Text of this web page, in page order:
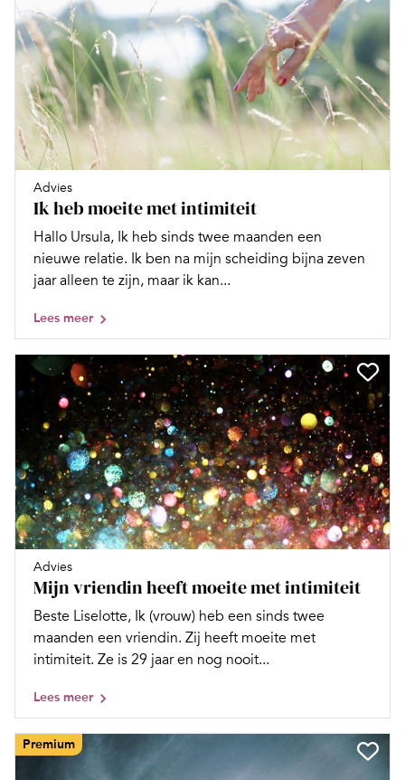
Advies
Ik heb moeite met intimiteit
Hallo Ursula, Ik heb sinds twee maanden een
nieuwe relatie. Ik ben na mijn scheiding bijna zeven
jaar alleen te zijn, maar ik kan...
Lees meer
Advies
Mijn vriendin heeft moeite met intimiteit
Beste Liselotte, Ik (vrouw) heb een sinds twee
maanden een vriendin. Zij heeft moeite met
intimiteit. Ze is 29 jaar en nog nooit...
Lees meer
Premium